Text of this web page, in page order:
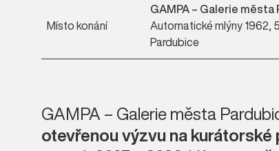
Místo konání
GAMPA – Galerie města
Automatické mlýny 1962,
Pardubice
GAMPA – Galerie města
otevřenou výzvu na